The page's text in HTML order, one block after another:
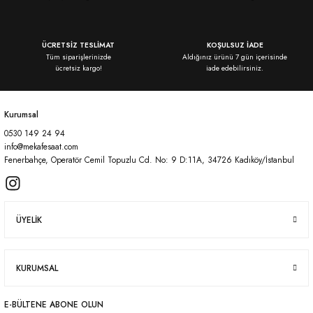
Bu ürüne benzer farklı alternatifler olmalı.
ÜCRETSİZ TESLİMAT
Tüm siparişlerinizde
ücretsiz kargo!
KOŞULSUZ İADE
Aldığınız ürünü 7 gün içerisinde
iade edebilirsiniz.
Kurumsal
0530 149 24 94
info@mekafesaat.com
Fenerbahçe, Operatör Cemil Topuzlu Cd. No: 9 D:11A, 34726 Kadıköy/İstanbul
ÜYELİK
KURUMSAL
E-BÜLTENE ABONE OLUN